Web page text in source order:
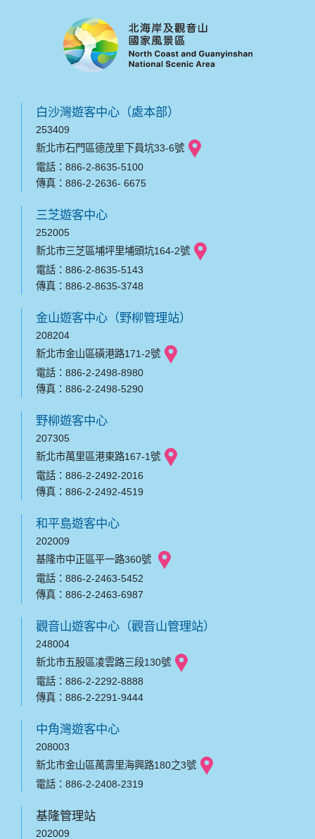
白沙灣遊客中心（處本部）
253409
新北市石門區德茂里下員坑33-6號
電話：886-2-8635-5100
傳真：886-2-2636- 6675
三芝遊客中心
252005
新北市三芝區埔坪里埔頭坑164-2號
電話：886-2-8635-5143
傳真：886-2-8635-3748
金山遊客中心（野柳管理站）
208204
新北市金山區磺港路171-2號
電話：886-2-2498-8980
傳真：886-2-2498-5290
野柳遊客中心
207305
新北市萬里區港東路167-1號
電話：886-2-2492-2016
傳真：886-2-2492-4519
和平島遊客中心
202009
基隆市中正區平一路360號
電話：886-2-2463-5452
傳真：886-2-2463-6987
觀音山遊客中心（觀音山管理站）
248004
新北市五股區凌雲路三段130號
電話：886-2-2292-8888
傳真：886-2-2291-9444
中角灣遊客中心
208003
新北市金山區萬壽里海興路180之3號
電話：886-2-2408-2319
基隆管理站
202009